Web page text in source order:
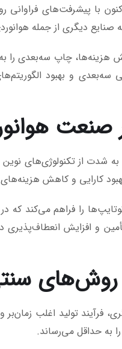
از آن زمان تاکنون با پیشرفت‌های
صنایع دیگری از جمله
هزینه‌ها، چاپ سه‌بعدی را
سه‌بعدی و بهبود
به شدت از تکنولوژی‌های
کارایی و کاهش
را فراهم می‌کند که
و افزایش انعطاف‌پذیری
فرآیند تولید اغلب
به حداقل می‌رساند.